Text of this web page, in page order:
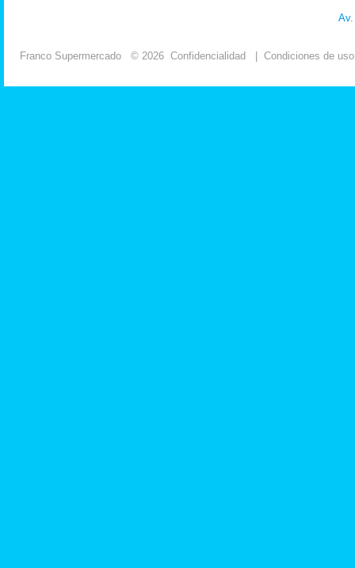
Av.
Franco Supermercado © 2026 Confidencialidad Condiciones de uso